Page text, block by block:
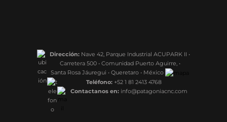
Dirección: Nave 42, Parque Industrial ACUPARK II •
Carretera 500 • Comunidad Puerto Aguirre, •
Santa Rosa Jáuregui • Queretaro • México
Teléfono:+52 1 81 2413 4768
Contactanos en: info@patagoniacnc.com